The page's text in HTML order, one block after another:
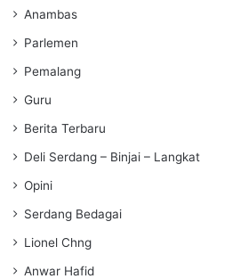
Anambas
Parlemen
Pemalang
Guru
Berita Terbaru
Deli Serdang – Binjai – Langkat
Opini
Serdang Bedagai
Lionel Chng
Anwar Hafid